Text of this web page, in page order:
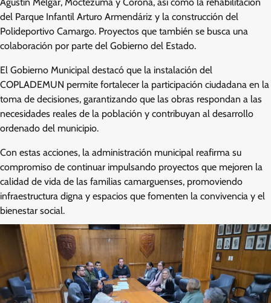
del Parque Infantil Arturo Armendáriz y la construcción del
Polideportivo Camargo. Proyectos que también se busca una
colaboración por parte del Gobierno del Estado.
El Gobierno Municipal destacó que la instalación del
COPLADEMUN permite fortalecer la participación ciudadana en la
toma de decisiones, garantizando que las obras respondan a las
necesidades reales de la población y contribuyan al desarrollo
ordenado del municipio.
Con estas acciones, la administración municipal reafirma su
compromiso de continuar impulsando proyectos que mejoren la
calidad de vida de las familias camarguenses, promoviendo
infraestructura digna y espacios que fomenten la convivencia y el
bienestar social.